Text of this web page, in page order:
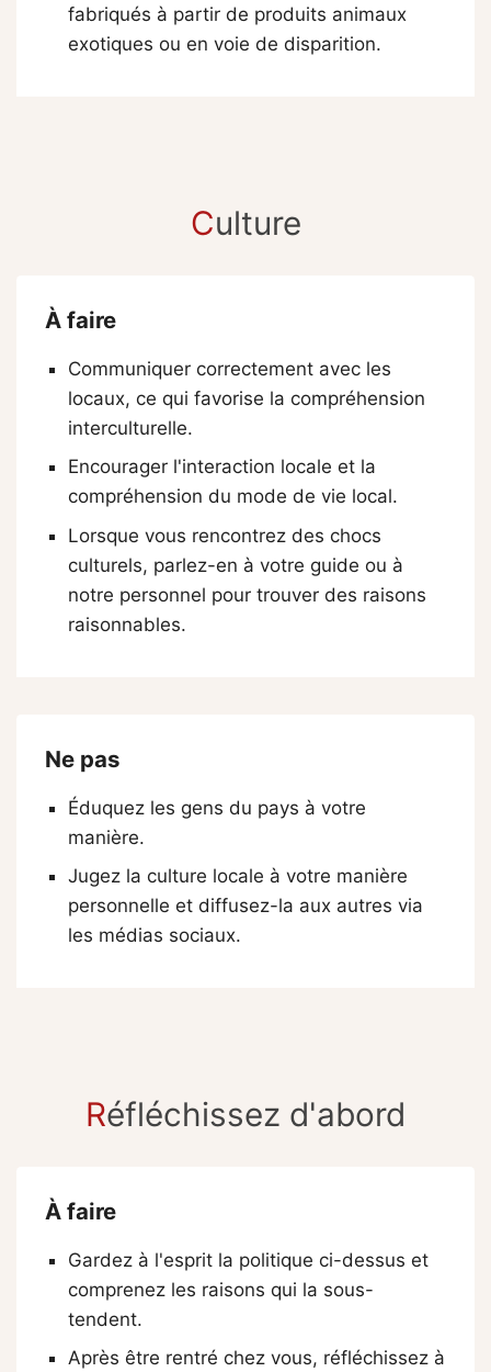
fabriqués à partir de produits animaux
exotiques ou en voie de disparition.
Culture
À faire
Communiquer correctement avec les
locaux, ce qui favorise la compréhension
interculturelle.
Encourager l'interaction locale et la
compréhension du mode de vie local.
Lorsque vous rencontrez des chocs
culturels, parlez-en à votre guide ou à
notre personnel pour trouver des raisons
raisonnables.
Ne pas
Éduquez les gens du pays à votre
manière.
Jugez la culture locale à votre manière
personnelle et diffusez-la aux autres via
les médias sociaux.
Réfléchissez d'abord
À faire
Gardez à l'esprit la politique ci-dessus et
comprenez les raisons qui la sous-
tendent.
Après être rentré chez vous, réfléchissez à